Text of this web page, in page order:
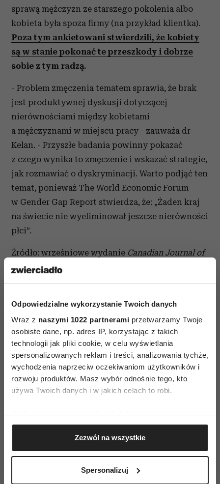
Odpowiedzialne wykorzystanie Twoich danych
Wraz z naszymi 1022 partnerami przetwarzamy Twoje
osobiste dane, np. adres IP, korzystając z takich
technologii jak pliki cookie, w celu wyświetlania
spersonalizowanych reklam i treści, analizowania tychże,
wychodzenia naprzeciw oczekiwaniom użytkowników i
rozwoju produktów. Masz wybór odnośnie tego, kto
używa Twoich danych i w jakich celach to robi.
Jeśli wyrazisz na to zgodę, chcielibyśmy również:
Gromadzić dane dotyczące Twojej lokalizacji
geograficznej z dokładnością nawet do kilku metrów
Identyfikować Twoje urządzenie, aktywnie
(fingerprinting, czyli wirtualny odcisk palca)
Zezwól na wszystkie
Spersonalizuj
sprawą mężczyzn ze starszego pokolenia albo
kobieta była spoza firmy (na przykład klientka).
Poza tym ankietowani stwierdzili, że kobiety
są w stanie pokonać te przeszkody i dobrze
sobie z tym radzą.
- Problem zmęczenia tematem sprawia, że brak
jest produktywnej dyskusji dotyczącej
nierównościami między kobietami
a mężczyznami w miejscu pracy - zauważa dr
Kelan. - Przyszłe badania powinny pokazać
z czego wynika to zmęczenie i wskazać strategie,
jak rozmawiać o dyskryminacji. Warto podjąć ten
temat, ponieważ The World Economic Forum
w Gender Gap Report stwierdza, że: „Żaden kraj
na świecie nie wyeliminował jeszcze nierówności
płci”.
Źródło: wrześniowe wydanie Canadian Journal of
Administrative Sciences
pracy -TUTAJ
AUTOPROMOCJA